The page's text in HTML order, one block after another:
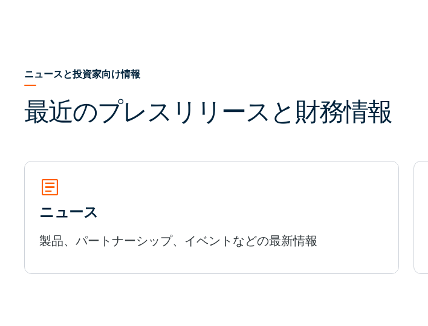
ニュースと投資家向け情報
最近のプレスリリースと財務情報
article
ニュース
製品、パートナーシップ、イベントなどの最新情報